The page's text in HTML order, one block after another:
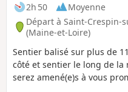
2h 50
Moyenne
Départ à Saint-Crespin-
(Maine-et-Loire)
Sentier balisé sur plus de
côté et sentier le long de la
serez amené(e)s à vous